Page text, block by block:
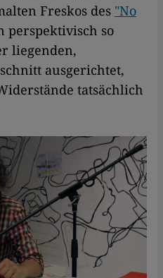
Freskos des "No
perspektivisch so
liegenden,
ausgerichtet,
tatsächlich